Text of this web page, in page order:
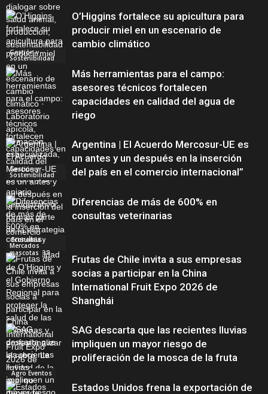
Gestión y
Sostenibilidad
O’Higgins fortalece su apicultura para
producir miel en un escenario de
cambio climático
Gestión y
Sostenibilidad
Más herramientas para el campo:
asesores técnicos fortalecen
capacidades en calidad del agua de
riego
Economía y
Mercados
Argentina | El Acuerdo Mercosur-UE es
un antes y un después en la inserción
del país en el comercio internacional”
mascotas
Diferencias de más de 600% en
consultas veterinarias
Agro Eventos
Frutas de Chile invita a sus empresas
socias a participar en la China
International Fruit Expo 2026 de
Shanghái
SAG descarta que las recientes lluvias
impliquen un mayor riesgo de
proliferación de la mosca de la fruta
Estados Unidos frena la exportación de